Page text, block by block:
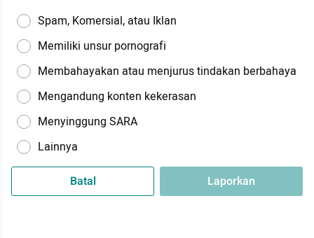
Spam, Komersial, atau Iklan
Memiliki unsur pornografi
Membahayakan atau menjurus tindakan berbahaya
Mengandung konten kekerasan
Menyinggung SARA
Lainnya
Batal Laporkan